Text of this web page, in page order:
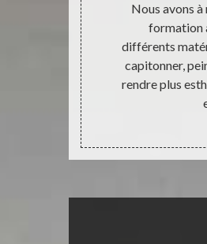
Nous avons
formation
différents
capitonner,
rendre plus